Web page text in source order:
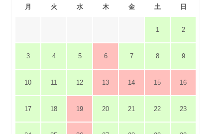
月 火 水 木 金 土 日
1 2
3 4 5 6 7 8 9
10 11 12 13 14 15 16
17 18 19 20 21 22 23